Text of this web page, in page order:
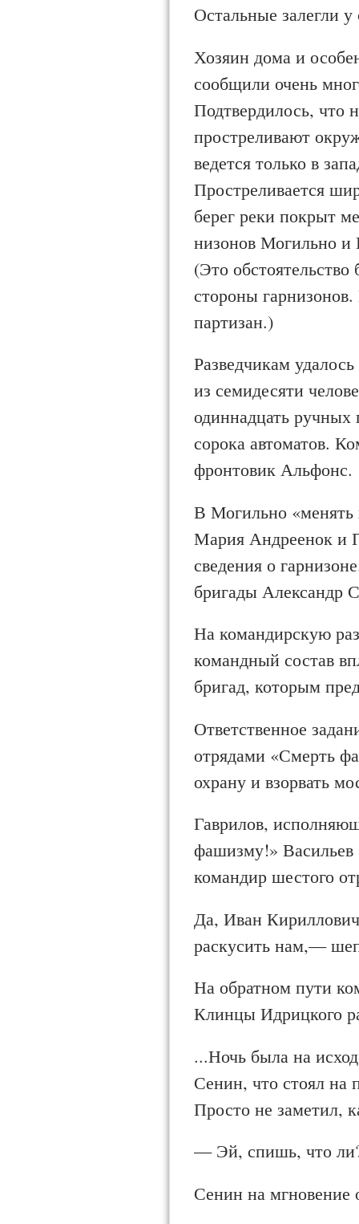
Остальные залегли
Хозяин дома и
сообщили очень
Подтвердилось, что
простре­ливают
ведется только в
Простреливается
берег реки покрыт
низонов Могильно и
(Это
стороны
партизан.)
Разведчикам
из семидесяти
одиннадцать
сорока автоматов.
фронтовик Альфонс.
В Могильно «менять
Мария Андреенок и
сведения о
бригады Александр
На командирскую
командный состав
бригад, которым
Ответственное
отрядами «Смерть
охрану и взорвать
Гаврилов,
фашизму!» Васильев
командир шестого
Да, Иван
раскусить нам,—
На обратном пути
Клинцы Идрицкого
...Ночь была на
Сенин, что стоял на
Просто не за­метил,
— Эй, спишь, что
Сенин на